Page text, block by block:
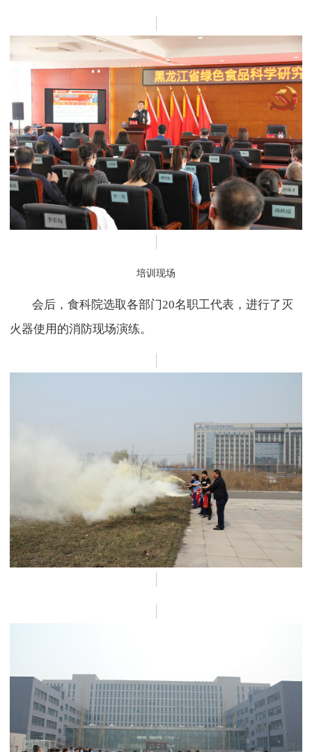
培训现场
会后，食科院选取各部门20名职工代表，进行了灭
火器使用的消防现场演练。